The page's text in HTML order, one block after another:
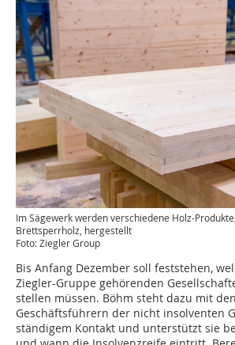
Im Sägewerk werden verschiedene Holz-
Brettsperrholz, hergestellt
Foto: Ziegler Group
Bis Anfang Dezember soll feststehen,
Ziegler-Gruppe gehörenden
stellen müssen. Böhm steht dazu mit
Geschäftsführern der nicht insolventen
ständigem Kontakt und unterstützt sie